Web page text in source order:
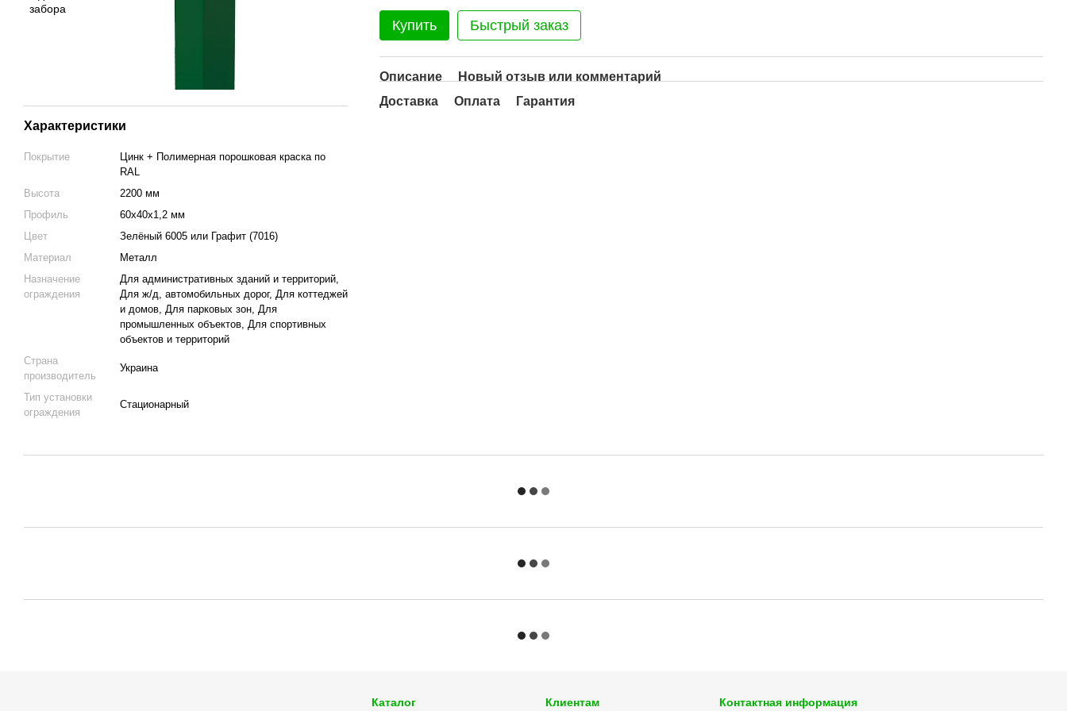
Характеристики
Покрытие
Цинк + Полимерная порошковая краска по
RAL
Высота
2200 мм
Профиль
60х40х1,2 мм
Цвет
Зелёный 6005 или Графит (7016)
Материал
Металл
Назначение
ограждения
Для административных зданий и территорий,
Для ж/д, автомобильных дорог, Для коттеджей
и домов, Для парковых зон, Для
промышленных объектов, Для спортивных
объектов и территорий
Страна
производитель
Украина
Тип установки
ограждения
Стационарный
Купить Быстрый заказ
Описание
Новый отзыв или комментарий
Доставка
Оплата Гарантия
Каталог Клиентам Контактная информация